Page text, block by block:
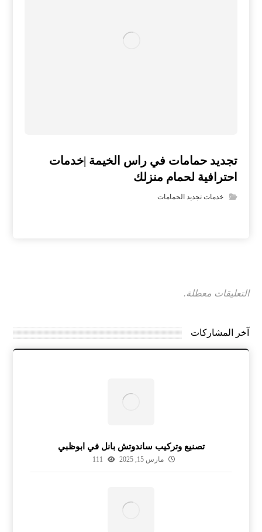
تجديد حمامات في راس الخيمة |خدمات
احترافية لحمام منزلك
خدمات تجديد الحمامات
التعليقات معطلة.
آخر المشاركات
تصنيع وتركيب ساندوتش بانل في ابوظبي
مارس 15, 2025 111